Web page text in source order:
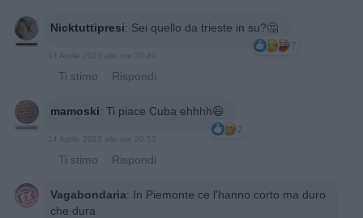
Nicktuttipresi: Sei quello da trieste in su?🤔
7
14 Aprile 2023 alle ore 20:49
· Ti stimo · Rispondi
mamoski: Ti piace Cuba ehhhh😆
2
14 Aprile 2023 alle ore 20:52
· Ti stimo · Rispondi
Vagabondaria: In Piemonte ce l'hanno corto ma duro
che dura